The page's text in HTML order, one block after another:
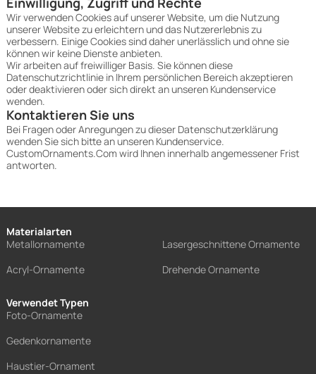
Wir verwenden Cookies auf unserer Website, um die Nutzung
unserer Website zu erleichtern und das Nutzererlebnis zu
verbessern. Einige Cookies sind daher unerlässlich und ohne sie
können wir keine Dienste anbieten.
Wir arbeiten auf freiwilliger Basis. Sie können diese
Datenschutzrichtlinie in Ihrem persönlichen Bereich akzeptieren
oder deaktivieren oder sich direkt an unseren Kundenservice
wenden.
Kontaktieren Sie uns
Bei Fragen oder Anregungen zu dieser Datenschutzerklärung
wenden Sie sich bitte an unseren Kundenservice.
CustomOrnaments.Com wird Ihnen innerhalb angemessener Frist
antworten.
Materialarten
Metallornamente
Lasergeschnittene Ornamente
Acryl-Ornamente
Drehende Ornamente
Verwendet Typen
Foto-Ornamente
Gedenkornamente
Haustier-Ornament